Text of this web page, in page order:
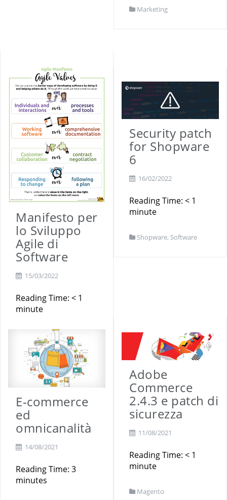
Marketing
Manifesto per
lo Sviluppo
Agile di
Software
15/03/2022
Reading Time: < 1
minute
Marketing
Security patch
for Shopware
6
16/02/2022
Reading Time: < 1
minute
Shopware, Software
E-commerce
ed
omnicanalità
14/08/2021
Reading Time: 3
minutes
Adobe
Commerce
2.4.3 e patch di
sicurezza
11/08/2021
Reading Time: < 1
minute
Magento